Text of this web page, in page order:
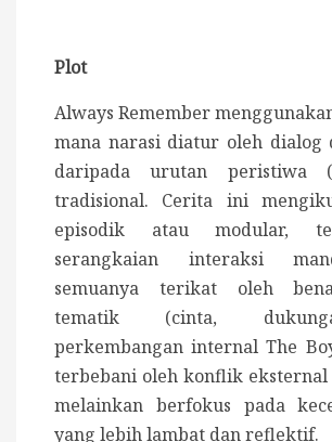
Plot
Always Remember
mana narasi diatur oleh dialog
daripada urutan peristiwa
tradisional. Cerita ini
episodik atau modular,
serangkaian interaksi
semuanya terikat oleh
tematik (cinta,
perkembangan internal The
terbebani oleh konflik
melainkan berfokus pada
yang lebih lambat dan reflektif.